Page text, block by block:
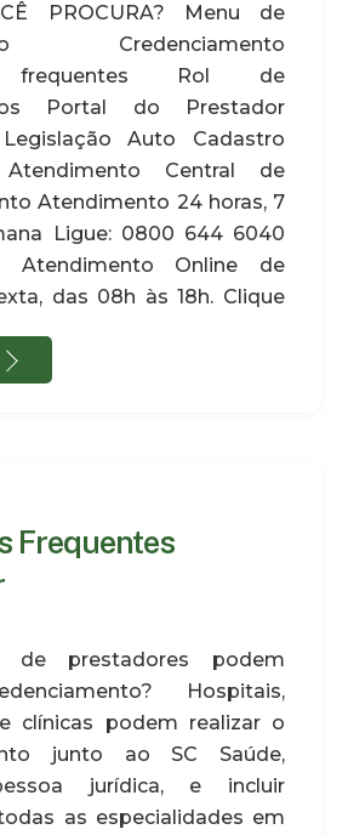
PROCURA? Menu de
Credenciamento
frequentes Rol de
Portal do Prestador
Auto Cadastro
Central de
Atendimento 24 horas, 7
Ligue: 0800 644 6040
Atendimento Online de
das 08h às 18h. Clique
Frequentes
de prestadores podem
Hospitais,
clínicas podem realizar o
junto ao SC Saúde,
jurídica, e incluir
as especialidades em